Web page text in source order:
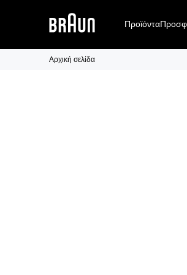
Προϊόντα
Αρχική σελίδα